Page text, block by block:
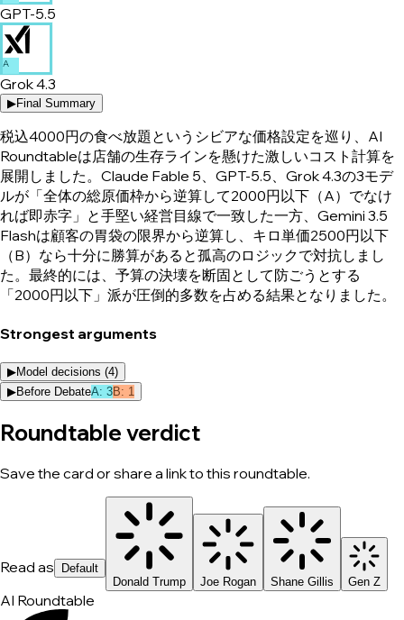
GPT-5.5
A
Grok 4.3
▶Final Summary
税込4000円の食べ放題というシビアな価格設定を巡り、AI
Roundtableは店舗の生存ラインを懸けた激しいコスト計算を
展開しました。Claude Fable 5、GPT-5.5、Grok 4.3の3モデ
ルが「全体の総原価枠から逆算して2000円以下（A）でなけ
れば即赤字」と手堅い経営目線で一致した一方、Gemini 3.5
Flashは顧客の胃袋の限界から逆算し、キロ単価2500円以下
（B）なら十分に勝算があると孤高のロジックで対抗しまし
た。最終的には、予算の決壊を断固として防ごうとする
「2000円以下」派が圧倒的多数を占める結果となりました。
Strongest arguments
▶Model decisions (4)
▶Before DebateA: 3B: 1
Roundtable verdict
Save the card or share a link to this roundtable.
Read as
Default
Donald Trump
Joe Rogan Shane Gillis Gen Z
AI Roundtable